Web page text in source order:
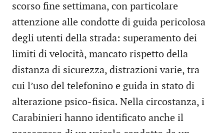
scorso fine settimana, con particolare
attenzione alle condotte di guida pericolosa
degli utenti della strada: superamento dei
limiti di velocità, mancato rispetto della
distanza di sicurezza, distrazioni varie, tra
cui l’uso del telefonino e guida in stato di
alterazione psico-fisica. Nella circostanza, i
Carabinieri hanno identificato anche il